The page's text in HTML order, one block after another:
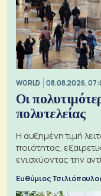
WORLD 08.08.2026,
Οι
πολυτελείας
Η αυξημένη τιμή
ποιότητας,
ενισχύοντας την
Ευθύμιος